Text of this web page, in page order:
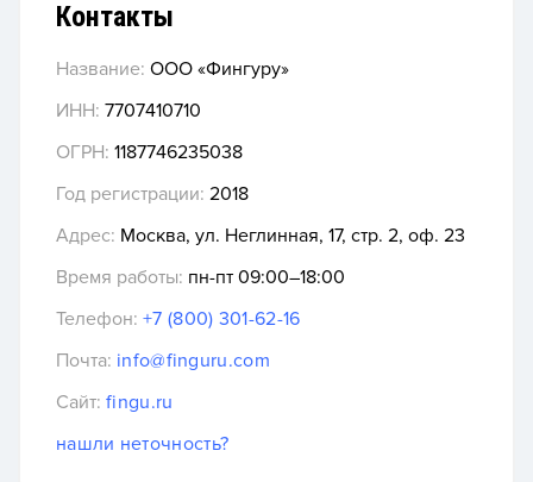
Контакты
Название: ООО «Фингуру»
ИНН: 7707410710
ОГРН: 1187746235038
Год регистрации: 2018
Адрес: Москва, ул. Неглинная, 17, стр. 2, оф. 23
Время работы: пн-пт 09:00–18:00
Телефон: +7 (800) 301-62-16
Почта: info@finguru.com
Сайт: fingu.ru
нашли неточность?